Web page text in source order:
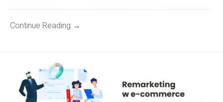
Continue Reading →